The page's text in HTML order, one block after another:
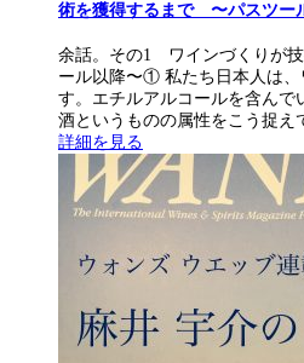
術を獲得するまで 〜パスツ
余話。その1 ワインづくりが
ール以降〜① 私たち日本人は、
す。エチルアルコールを含んで
酒というものの属性をこう捉
詳細を見る